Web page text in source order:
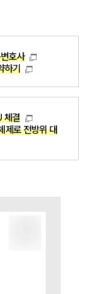
호사
하기
체결
제로 전방위 대